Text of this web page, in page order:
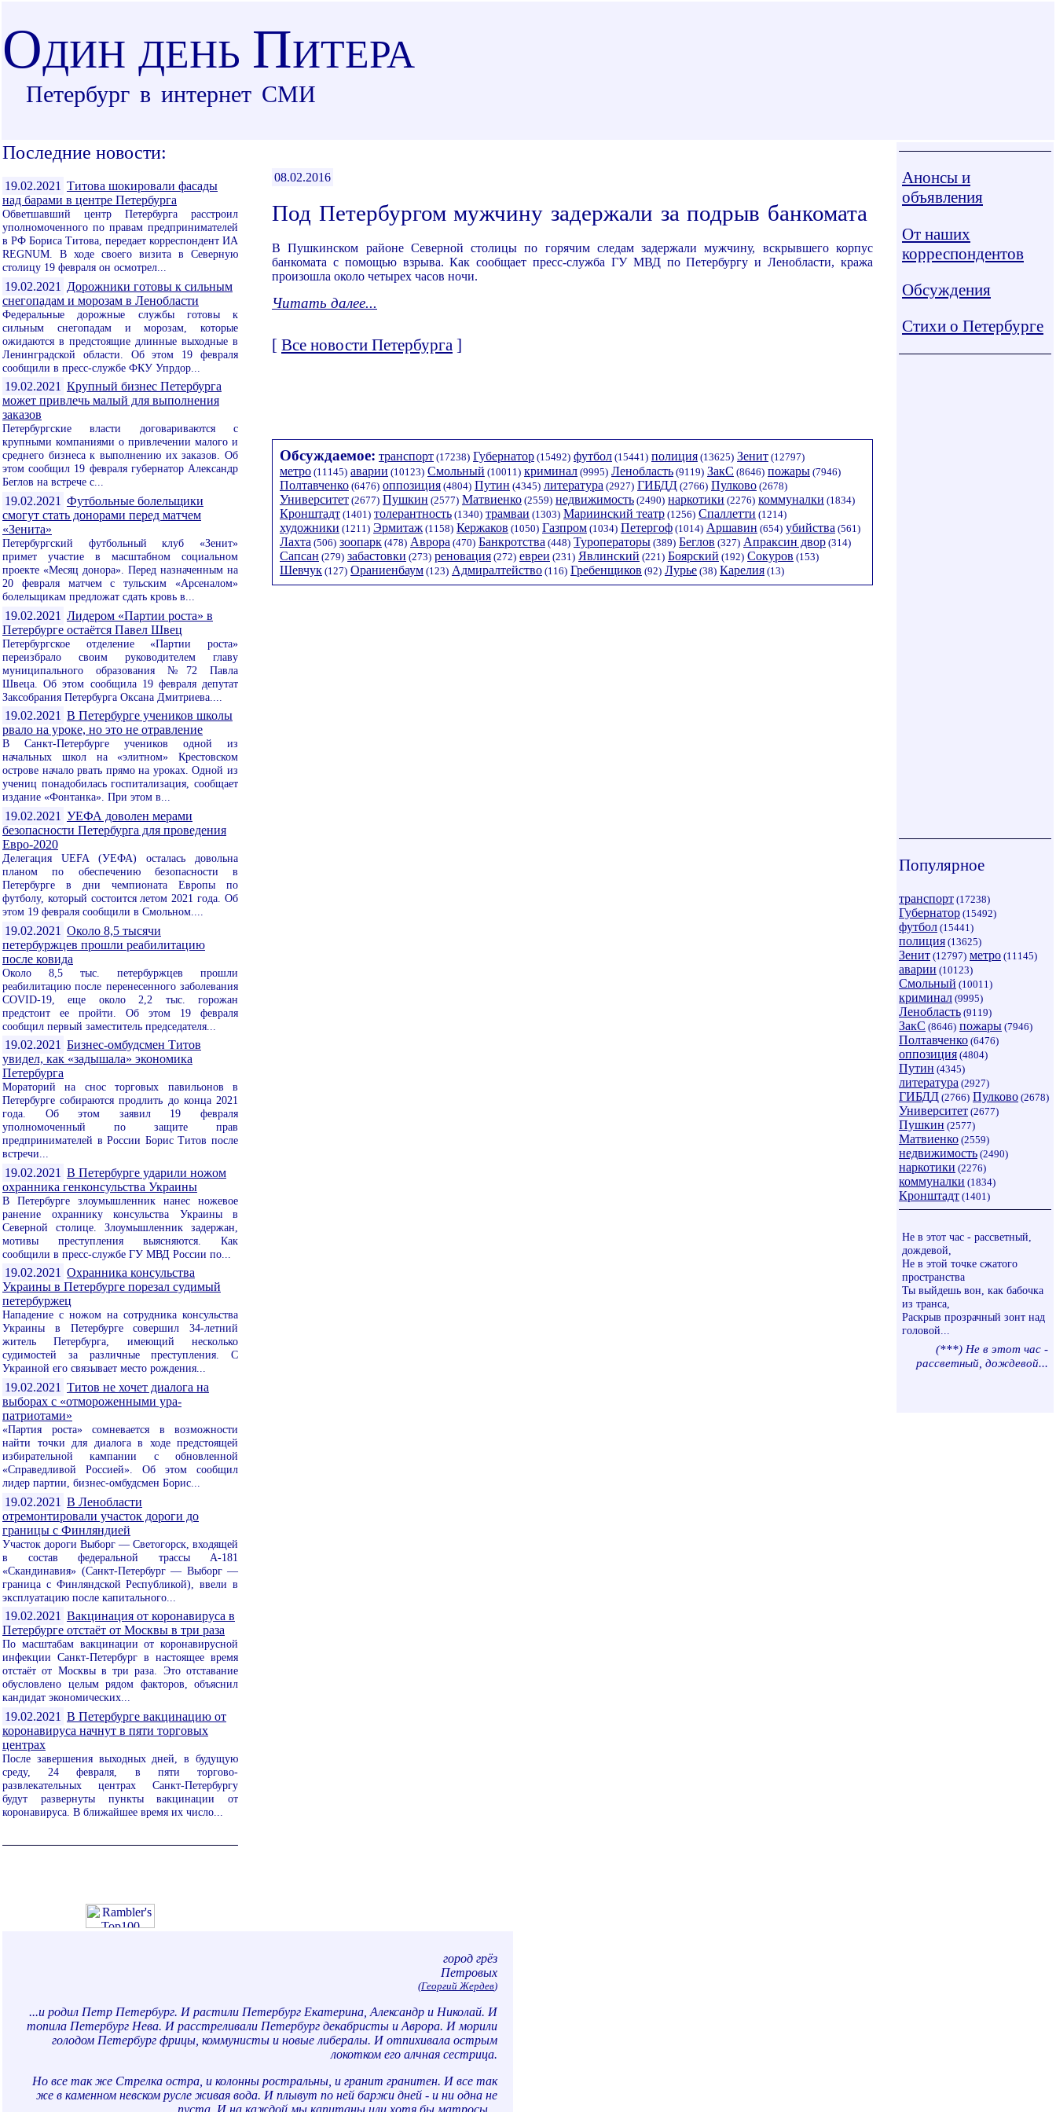
ОДИН ДЕНЬ ПИТЕРА
Петербург в интернет СМИ
Последние новости:
19.02.2021 Титова шокировали фасады
над барами в центре Петербурга
Обветшавший центр Петербурга расстроил
уполномоченного по правам предпринимателей
в РФ Бориса Титова, передает корреспондент ИА
REGNUM. В ходе своего визита в Северную
столицу 19 февраля он осмотрел...
19.02.2021
Дорожники готовы к сильным
снегопадам и морозам в Ленобласти
Федеральные дорожные службы готовы к
сильным снегопадам и морозам, которые
ожидаются в предстоящие длинные выходные в
Ленинградской области. Об этом 19 февраля
сообщили в пресс-службе ФКУ Упрдор...
19.02.2021 Крупный бизнес Петербурга
может привлечь малый для выполнения
заказов
Петербургские власти договариваются с
крупными компаниями о привлечении малого и
среднего бизнеса к выполнению их заказов. Об
этом сообщил 19 февраля губернатор Александр
Беглов на встрече с...
19.02.2021 Футбольные болельщики
смогут стать донорами перед матчем
«Зенита»
Петербургский футбольный клуб «Зенит»
примет участие в масштабном социальном
проекте «Месяц донора». Перед назначенным на
20 февраля матчем с тульским «Арсеналом»
болельщикам предложат сдать кровь в...
19.02.2021 Лидером «Партии роста» в
Петербурге остаётся Павел Швец
Петербургское отделение «Партии роста»
переизбрало своим руководителем главу
муниципального образования №72 Павла
Швеца. Об этом сообщила 19 февраля депутат
Заксобрания Петербурга Оксана Дмитриева....
19.02.2021 В Петербурге учеников школы
рвало на уроке, но это не отравление
В Санкт-Петербурге учеников одной из
начальных школ на «элитном» Крестовском
острове начало рвать прямо на уроках. Одной из
учениц понадобилась госпитализация, сообщает
издание «Фонтанка». При этом в...
19.02.2021 УЕФА доволен мерами
безопасности Петербурга для проведения
Евро-2020
Делегация UEFA (УЕФА) осталась довольна
планом по обеспечению безопасности в
Петербурге в дни чемпионата Европы по
футболу, который состоится летом 2021 года. Об
этом 19 февраля сообщили в Смольном....
19.02.2021 Около 8,5 тысячи
петербуржцев прошли реабилитацию
после ковида
Около 8,5 тыс. петербуржцев прошли
реабилитацию после перенесенного заболевания
COVID-19, еще около 2,2 тыс. горожан
предстоит ее пройти. Об этом 19 февраля
сообщил первый заместитель председателя...
19.02.2021 Бизнес-омбудсмен Титов
увидел, как «задышала» экономика
Петербурга
Мораторий на снос торговых павильонов в
Петербурге собираются продлить до конца 2021
года. Об этом заявил 19 февраля
уполномоченный по защите прав
предпринимателей в России Борис Титов после
встречи...
19.02.2021 В Петербурге ударили ножом
охранника генконсульства Украины
В Петербурге злоумышленник нанес ножевое
ранение охраннику консульства Украины в
Северной столице. Злоумышленник задержан,
мотивы преступления выясняются. Как
сообщили в пресс-службе ГУ МВД России по...
19.02.2021 Охранника консульства
Украины в Петербурге порезал судимый
петербуржец
Нападение с ножом на сотрудника консульства
Украины в Петербурге совершил 34-летний
житель Петербурга, имеющий несколько
судимостей за различные преступления. С
Украиной его связывает место рождения...
19.02.2021 Титов не хочет диалога на
выборах с «отмороженными ура-
патриотами»
«Партия роста» сомневается в возможности
найти точки для диалога в ходе предстоящей
избирательной кампании с обновленной
«Справедливой Россией». Об этом сообщил
лидер партии, бизнес-омбудсмен Борис...
19.02.2021 В Ленобласти
отремонтировали участок дороги до
границы с Финляндией
Участок дороги Выборг — Светогорск, входящей
в состав федеральной трассы А-181
«Скандинавия» (Санкт-Петербург — Выборг —
граница с Финляндской Республикой), ввели в
эксплуатацию после капитального...
19.02.2021 Вакцинация от коронавируса в
Петербурге отстаёт от Москвы в три раза
По масштабам вакцинации от коронавирусной
инфекции Санкт-Петербург в настоящее время
отстаёт от Москвы в три раза. Это отставание
обусловлено целым рядом факторов, объяснил
кандидат экономических...
19.02.2021 В Петербурге вакцинацию от
коронавируса начнут в пяти торговых
центрах
После завершения выходных дней, в будущую
среду, 24 февраля, в пяти торгово-
развлекательных центрах Санкт-Петербургу
будут развернуты пункты вакцинации от
коронавируса. В ближайшее время их число...
Анонсы и
объявления
От наших
корреспондентов
Обсуждения
Стихи о Петербурге
Популярное
транспорт (17238)
Губернатор (15492)
футбол (15441)
полиция (13625)
Зенит (12797) метро (11145)
аварии (10123)
Смольный (10011)
криминал (9995)
Ленобласть (9119)
ЗакС (8646) пожары (7946)
Полтавченко (6476)
оппозиция (4804)
Путин (4345)
литература (2927)
ГИБДД (2766) Пулково (2678)
Университет (2677)
Пушкин (2577)
Матвиенко (2559)
недвижимость (2490)
наркотики (2276)
коммуналки (1834)
Кронштадт (1401)
Не в этот час - рассветный,
дождевой,
Не в этой точке сжатого
пространства
Ты выйдешь вон, как бабочка
из транса,
Раскрыв прозрачный зонт над
головой...
(***) Не в этот час -
рассветный, дождевой...
08.02.2016
Под Петербургом мужчину задержали за подрыв банкомата
В Пушкинском районе Северной столицы по горячим следам задержали мужчину, вскрывшего корпус
банкомата с помощью взрыва. Как сообщает пресс-служба ГУ МВД по Петербургу и Ленобласти, кража
произошла около четырех часов ночи.
Читать далее...
[ Все новости Петербурга ]
Обсуждаемое: транспорт (17238) Губернатор (15492) футбол (15441) полиция (13625) Зенит (12797)
метро (11145) аварии (10123) Смольный (10011) криминал (9995) Ленобласть (9119) ЗакС (8646) пожары (7946)
Полтавченко (6476) оппозиция (4804) Путин (4345) литература (2927) ГИБДД (2766) Пулково (2678)
Университет (2677) Пушкин (2577) Матвиенко (2559) недвижимость (2490) наркотики (2276) коммуналки (1834)
Кронштадт (1401) толерантность (1340) трамваи (1303) Мариинский театр (1256) Спаллетти (1214)
художники (1211) Эрмитаж (1158) Кержаков (1050) Газпром (1034) Петергоф (1014) Аршавин (654) убийства (561)
Лахта (506) зоопарк (478) Аврора (470) Банкротства (448) Туроператоры (389) Беглов (327) Апраксин двор (314)
Сапсан (279) забастовки (273) реновация (272) евреи (231) Явлинский (221) Боярский (192) Сокуров (153)
Шевчук (127) Ораниенбаум (123) Адмиралтейство (116) Гребенщиков (92) Лурье (38) Карелия (13)
город грёз
Петровых
(Георгий Жердев)
...и родил Петр Петербург. И растили Петербург Екатерина, Александр и Николай. И
топила Петербург Нева. И расстреливали Петербург декабристы и Аврора. И морили
голодом Петербург фрицы, коммунисты и новые либералы. И отпихивала острым
локотком его алчная сестрица.
Но все так же Стрелка остра, и колонны ростральны, и гранит гранитен. И все так
же в каменном невском русле живая вода. И плывут по ней баржи дней - и ни одна не
пуста. И на каждой мы капитаны или хотя бы матросы...